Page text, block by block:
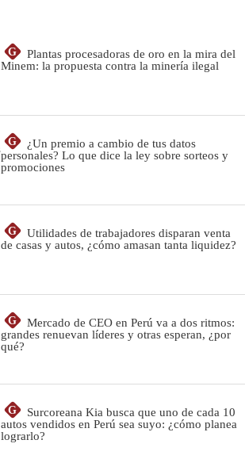
G
Plantas procesadoras de oro en la mira del
Minem: la propuesta contra la minería ilegal
G
¿Un premio a cambio de tus datos
personales? Lo que dice la ley sobre sorteos y
promociones
G
Utilidades de trabajadores disparan venta
de casas y autos, ¿cómo amasan tanta liquidez?
G
Mercado de CEO en Perú va a dos ritmos:
grandes renuevan líderes y otras esperan, ¿por
qué?
G
Surcoreana Kia busca que uno de cada 10
autos vendidos en Perú sea suyo: ¿cómo planea
lograrlo?